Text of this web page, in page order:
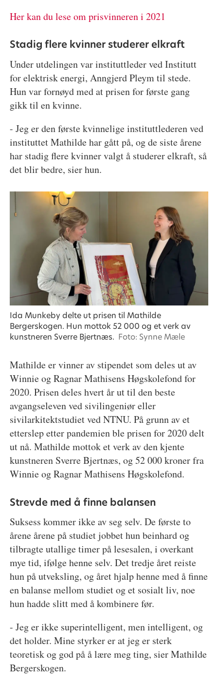
Her kan du lese om prisvinneren i 2021
Stadig flere kvinner studerer elkraft
Under utdelingen var instituttleder ved Institutt
for elektrisk energi, Anngjerd Pleym til stede.
Hun var fornøyd med at prisen for første gang
gikk til en kvinne.
- Jeg er den første kvinnelige instituttlederen ved
instituttet Mathilde har gått på, og de siste årene
har stadig flere kvinner valgt å studerer elkraft, så
det blir bedre, sier hun.
Ida Munkeby delte ut prisen til Mathilde
Bergerskogen. Hun mottok 52 000 og et verk av
kunstneren Sverre Bjertnæs. Foto: Synne Mæle
Mathilde er vinner av stipendet som deles ut av
Winnie og Ragnar Mathisens Høgskolefond for
2020. Prisen deles hvert år ut til den beste
avgangseleven ved sivilingeniør eller
sivilarkitektstudiet ved NTNU. På grunn av et
etterslep etter pandemien ble prisen for 2020 delt
ut nå. Mathilde mottok et verk av den kjente
kunstneren Sverre Bjertnæs, og 52 000 kroner fra
Winnie og Ragnar Mathisens Høgskolefond.
Strevde med å finne balansen
Suksess kommer ikke av seg selv. De første to
årene årene på studiet jobbet hun beinhard og
tilbragte utallige timer på lesesalen, i overkant
mye tid, ifølge henne selv. Det tredje året reiste
hun på utveksling, og året hjalp henne med å finne
en balanse mellom studiet og et sosialt liv, noe
hun hadde slitt med å kombinere før.
- Jeg er ikke superintelligent, men intelligent, og
det holder. Mine styrker er at jeg er sterk
teoretisk og god på å lære meg ting, sier Mathilde
Bergerskogen.